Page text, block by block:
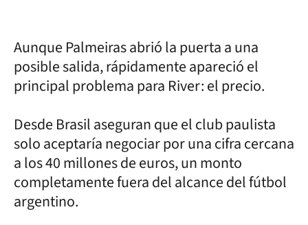
Aunque Palmeiras abrió la puerta a una
posible salida, rápidamente apareció el
principal problema para River: el precio.
Desde Brasil aseguran que el club paulista
solo aceptaría negociar por una cifra cercana
a los 40 millones de euros, un monto
completamente fuera del alcance del fútbol
argentino.